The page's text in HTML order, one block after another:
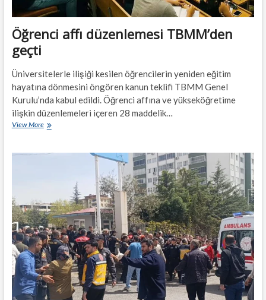
Öğrenci affı düzenlemesi TBMM’den
geçti
Üniversitelerle ilişiği kesilen öğrencilerin yeniden eğitim
hayatına dönmesini öngören kanun teklifi TBMM Genel
Kurulu’nda kabul edildi. Öğrenci affına ve yükseköğretime
ilişkin düzenlemeleri içeren 28 maddelik…
View MoreÖğrenci
TBMM’den